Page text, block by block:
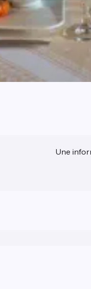
Une